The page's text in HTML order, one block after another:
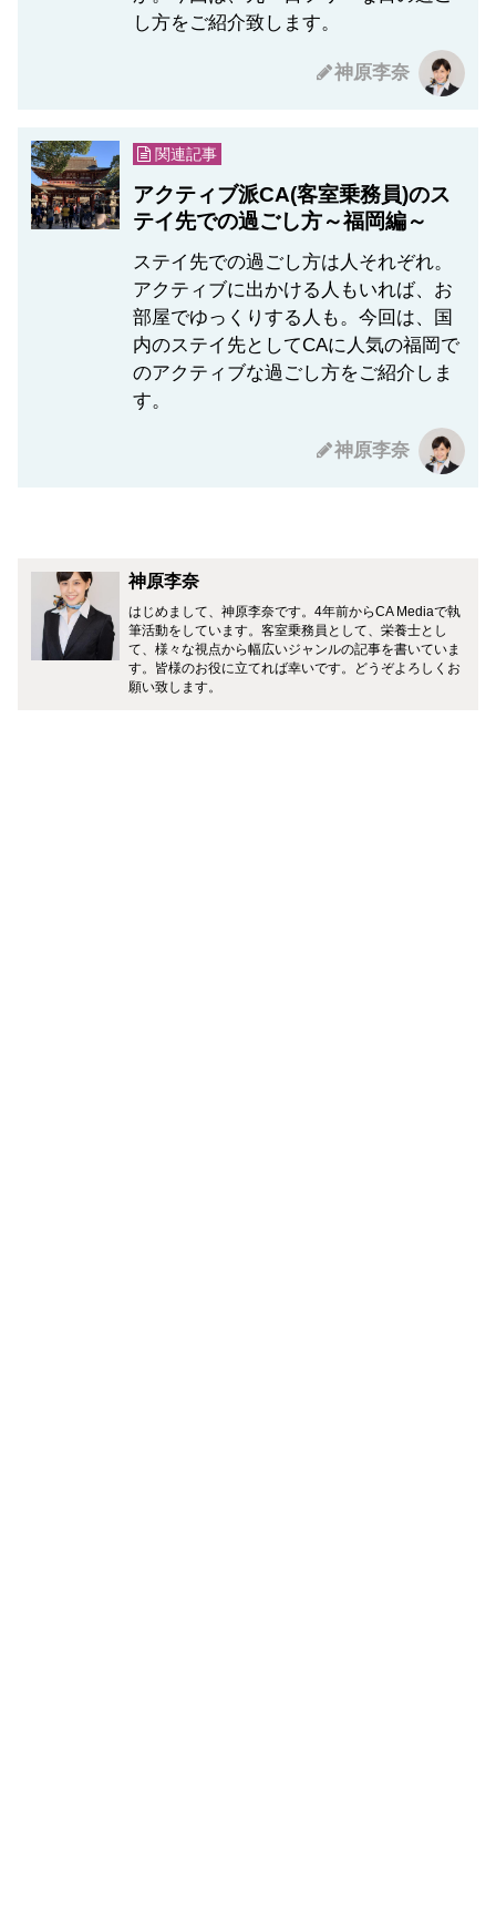
し方をご紹介致します。
神原李奈
関連記事
アクティブ派CA(客室乗務員)のス
テイ先での過ごし方～福岡編～
ステイ先での過ごし方は人それぞれ。
アクティブに出かける人もいれば、お
部屋でゆっくりする人も。今回は、国
内のステイ先としてCAに人気の福岡で
のアクティブな過ごし方をご紹介しま
す。
神原李奈
神原李奈
はじめまして、神原李奈です。4年前からCA Mediaで執
筆活動をしています。客室乗務員として、栄養士とし
て、様々な視点から幅広いジャンルの記事を書いていま
す。皆様のお役に立てれば幸いです。どうぞよろしくお
願い致します。